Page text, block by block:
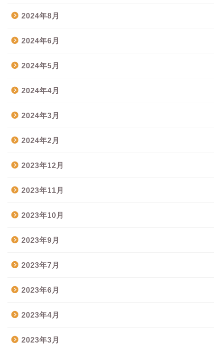
2024年8月
2024年6月
2024年5月
2024年4月
2024年3月
2024年2月
2023年12月
2023年11月
2023年10月
2023年9月
2023年7月
2023年6月
2023年4月
2023年3月